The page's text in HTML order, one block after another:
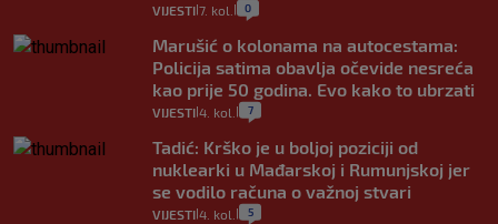
VIJESTI 7. kol. 0
Marušić o kolonama na autocestama:
Policija satima obavlja očevide nesreća
kao prije 50 godina. Evo kako to ubrzati
VIJESTI 4. kol. 7
Tadić: Krško je u boljoj poziciji od
nuklearki u Mađarskoj i Rumunjskoj jer
se vodilo računa o važnoj stvari
VIJESTI 4. kol. 5